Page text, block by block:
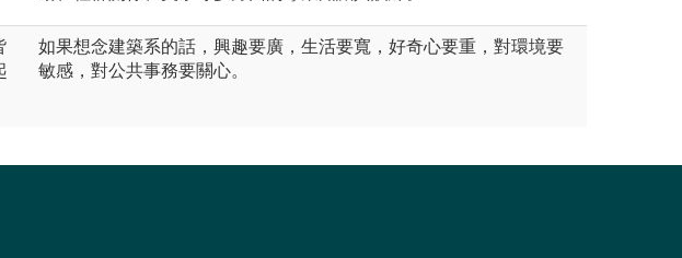
如果想念建築系的話，興趣要廣，生活要寬，好奇心要重，對環境要
敏感，對公共事務要關心。